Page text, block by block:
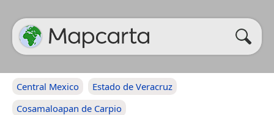
Central Mexico
Estado de Veracruz
Cosamaloapan de Carpio